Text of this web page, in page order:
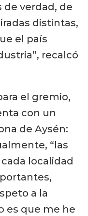
de verdad, de
distintas,
el país
recalcó
el gremio,
con un
de Aysén:
“las
localidad
a la
es que me he